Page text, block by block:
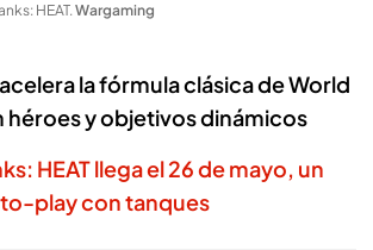
HEAT.Wargaming
la fórmula clásica de World
héroes y objetivos dinámicos
HEAT llega el 26 de mayo, un
play con tanques